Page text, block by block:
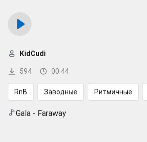
594 00:44
KidCudi
RnB Заводные Ритмичные
Gala - Faraway